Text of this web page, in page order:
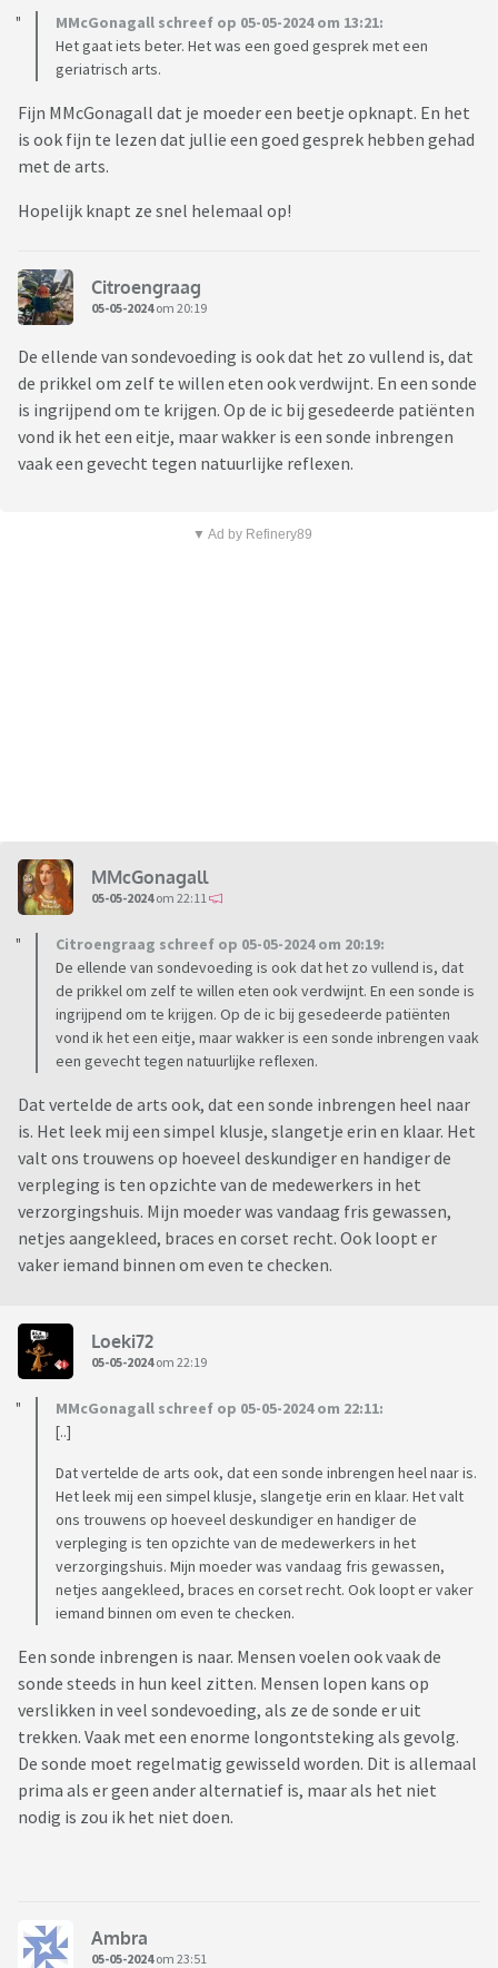
MMcGonagall schreef op 05-05-2024 om 13:21:
Het gaat iets beter. Het was een goed gesprek met een
geriatrisch arts.
Fijn MMcGonagall dat je moeder een beetje opknapt. En het
is ook fijn te lezen dat jullie een goed gesprek hebben gehad
met de arts.
Hopelijk knapt ze snel helemaal op!
Citroengraag
05-05-2024om 20:19
De ellende van sondevoeding is ook dat het zo vullend is, dat
de prikkel om zelf te willen eten ook verdwijnt. En een sonde
is ingrijpend om te krijgen. Op de ic bij gesedeerde patiënten
vond ik het een eitje, maar wakker is een sonde inbrengen
vaak een gevecht tegen natuurlijke reflexen.
▼ Ad by Refinery89
MMcGonagall
05-05-2024om 22:11
Citroengraag schreef op 05-05-2024 om 20:19:
De ellende van sondevoeding is ook dat het zo vullend is, dat
de prikkel om zelf te willen eten ook verdwijnt. En een sonde is
ingrijpend om te krijgen. Op de ic bij gesedeerde patiënten
vond ik het een eitje, maar wakker is een sonde inbrengen vaak
een gevecht tegen natuurlijke reflexen.
Dat vertelde de arts ook, dat een sonde inbrengen heel naar
is. Het leek mij een simpel klusje, slangetje erin en klaar. Het
valt ons trouwens op hoeveel deskundiger en handiger de
verpleging is ten opzichte van de medewerkers in het
verzorgingshuis. Mijn moeder was vandaag fris gewassen,
netjes aangekleed, braces en corset recht. Ook loopt er
vaker iemand binnen om even te checken.
Loeki72
05-05-2024om 22:19
MMcGonagall schreef op 05-05-2024 om 22:11:
[..]
Dat vertelde de arts ook, dat een sonde inbrengen heel naar is.
Het leek mij een simpel klusje, slangetje erin en klaar. Het valt
ons trouwens op hoeveel deskundiger en handiger de
verpleging is ten opzichte van de medewerkers in het
verzorgingshuis. Mijn moeder was vandaag fris gewassen,
netjes aangekleed, braces en corset recht. Ook loopt er vaker
iemand binnen om even te checken.
Een sonde inbrengen is naar. Mensen voelen ook vaak de
sonde steeds in hun keel zitten. Mensen lopen kans op
verslikken in veel sondevoeding, als ze de sonde er uit
trekken. Vaak met een enorme longontsteking als gevolg.
De sonde moet regelmatig gewisseld worden. Dit is allemaal
prima als er geen ander alternatief is, maar als het niet
nodig is zou ik het niet doen.
Ambra
05-05-2024om 23:51